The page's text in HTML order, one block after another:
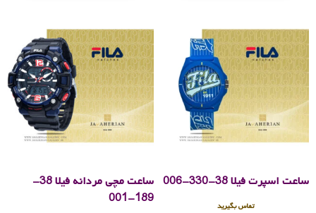
ساعت اسپرت فیلا 38-330-006
تماس بگیرید
ساعت مچی مردانه فیلا 38-
189-001